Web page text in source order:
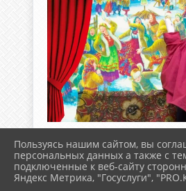
Пользуясь нашим сайтом, вы
персональных данных а также с
подключенные к веб-сайту
Яндекс Метрика, "Госуслуги",